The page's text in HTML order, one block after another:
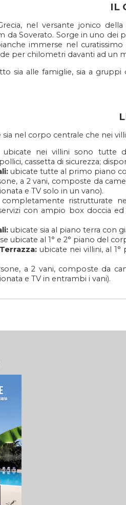
IL
nel versante jonico
da Soverato. Sorge in uno
immerse nel
per chilometri davanti ad un
sia alle famiglie, sia a
nel corpo centrale che nei
nei villini sono tutte
cassetta di sicurezza;
ubicate tutte al primo piano
a 2 vani, composte da
e TV solo in un vano).
completamente ristrutturate
con ampio box doccia
ubicate sia al piano terra con
ubicate al 1° e 2° piano del
ubicate nei villini, al
a 2 vani, composte da
e TV in entrambi i vani).